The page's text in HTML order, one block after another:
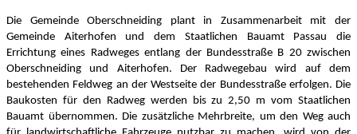
Die Gemeinde Oberschneiding plant in Zusammenarbeit mit der
Gemeinde Aiterhofen und dem Staatlichen Bauamt Passau die
Errichtung eines Radweges entlang der Bundesstraße B 20 zwischen
Oberschneiding und Aiterhofen. Der Radwegebau wird auf dem
bestehenden Feldweg an der Westseite der Bundesstraße erfolgen. Die
Baukosten für den Radweg werden bis zu 2,50 m vom Staatlichen
Bauamt übernommen. Die zusätzliche Mehrbreite, um den Weg auch